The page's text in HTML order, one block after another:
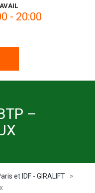
- 20:00
–
et IDF - GIRALIFT
>